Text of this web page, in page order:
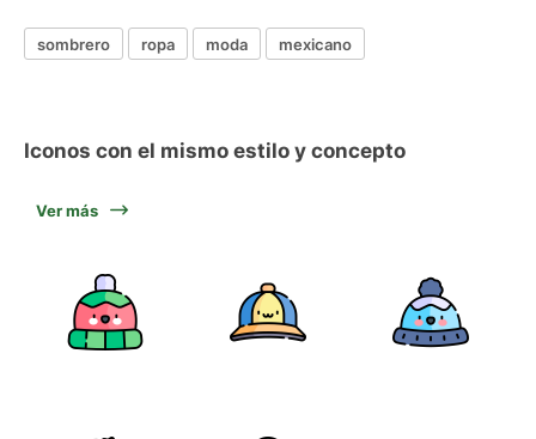
sombrero ropa moda mexicano
Iconos con el mismo estilo y concepto
Ver más